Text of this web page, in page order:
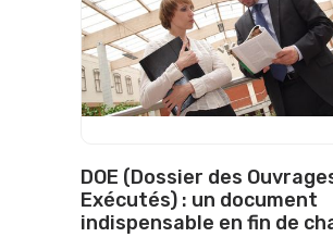
DOE (Dossier des
Exécutés) : un document
indispensable en fin de